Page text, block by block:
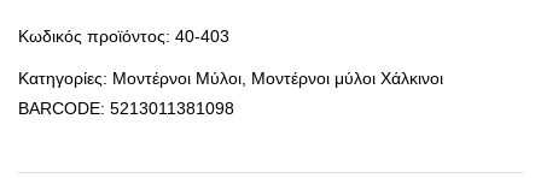
Κωδικός προϊόντος: 40-403
Κατηγορίες: Μοντέρνοι Μύλοι Μοντέρνοι μύλοι Χάλκινοι
BARCODE: 5213011381098